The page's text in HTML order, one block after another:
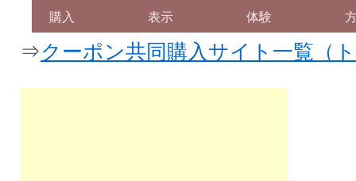
購入 表示 体験
⇒クーポン共同購入サイト一覧（